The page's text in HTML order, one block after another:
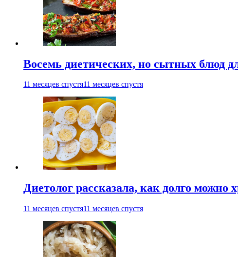
Восемь диетических, но сытных блюд
11 месяцев спустя11 месяцев спустя
Диетолог рассказала, как долго можно
11 месяцев спустя11 месяцев спустя